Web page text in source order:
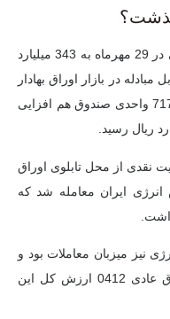
ارزش ریالی کل مربوط به ابزارهای مالی در 29 مهرماه به 343 میلیارد
در بازار اوراق بهادار
میزبان معاملات 3 میلیون و 187 هزار و 717 واحدی صندوق هم افزایی
گواهی ظرفیت نقدی از محل تابلوی اوراق
انرژی ایران معامله شد که
نیز میزبان معاملات بود و
770000 برگ گواهینامه صرفه جویی برق عادی 0412 ارزش کل این